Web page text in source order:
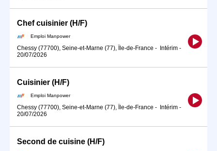
Chef cuisinier (H/F)
Emploi Manpower
Chessy (77700), Seine-et-Marne (77), Île-de-France - Intérim -
20/07/2026
Cuisinier (H/F)
Emploi Manpower
Chessy (77700), Seine-et-Marne (77), Île-de-France - Intérim -
20/07/2026
Second de cuisine (H/F)